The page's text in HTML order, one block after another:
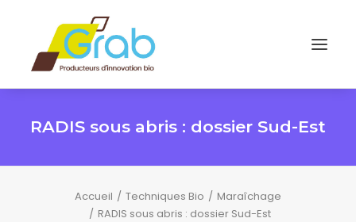
RADIS sous abris : dossier Sud-Est
Accueil Techniques Bio
Maraîchage
RADIS sous abris : dossier Sud-Est